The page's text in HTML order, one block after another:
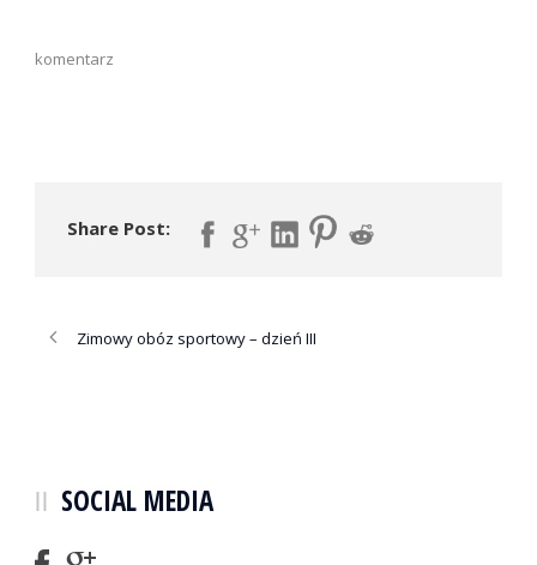
komentarz
Share Post:
Zimowy obóz sportowy – dzień III
SOCIAL MEDIA